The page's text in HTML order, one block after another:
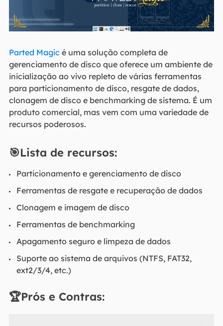
Parted Magic é uma solução completa de
gerenciamento de disco que oferece um ambiente de
inicialização ao vivo repleto de várias ferramentas
para particionamento de disco, resgate de dados,
clonagem de disco e benchmarking de sistema. É um
produto comercial, mas vem com uma variedade de
recursos poderosos.
🎯Lista de recursos:
Particionamento e gerenciamento de disco
Ferramentas de resgate e recuperação de dados
Clonagem e imagem de disco
Ferramentas de benchmarking
Apagamento seguro e limpeza de dados
Suporte ao sistema de arquivos (NTFS, FAT32,
ext2/3/4, etc.)
🏆Prós e Contras: